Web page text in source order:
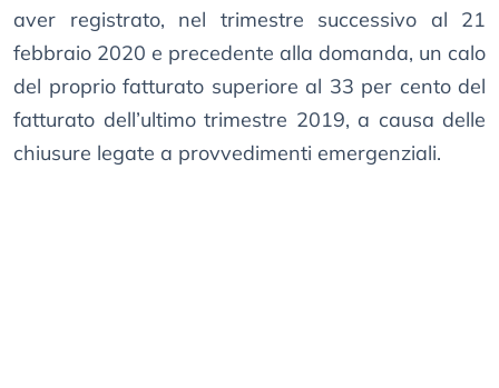
aver registrato, nel trimestre successivo al 21
febbraio 2020 e precedente alla domanda, un calo
del proprio fatturato superiore al 33 per cento del
fatturato dell’ultimo trimestre 2019, a causa delle
chiusure legate a provvedimenti emergenziali.